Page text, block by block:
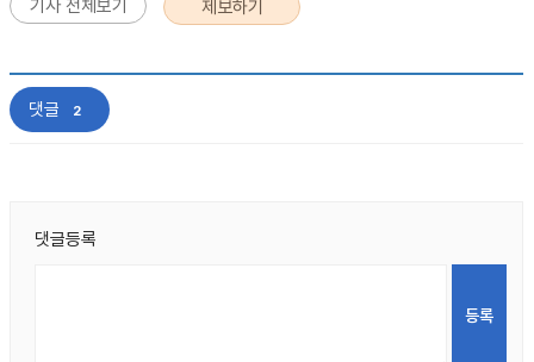
기사 전체보기 제보하기
댓글 2
댓글등록